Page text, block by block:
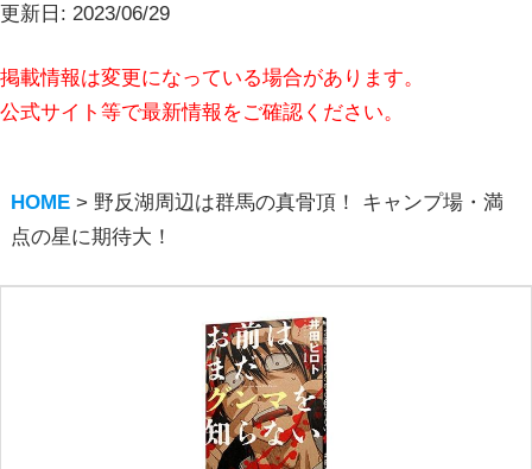
更新日: 2023/06/29
掲載情報は変更になっている場合があります。
公式サイト等で最新情報をご確認ください。
HOME> 野反湖周辺は群馬の真骨頂！ キャンプ場・満
点の星に期待大！